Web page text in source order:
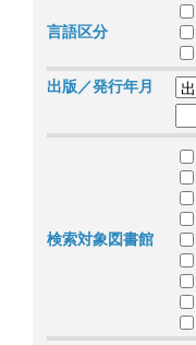
言語区分
出版／発行年月
検索対象図書館